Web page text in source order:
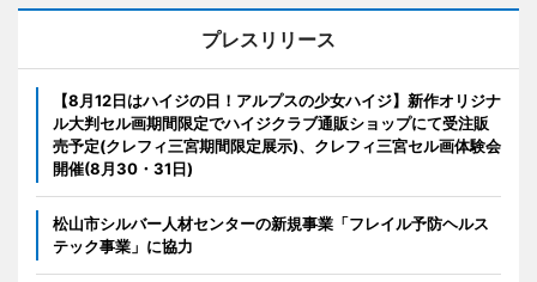
プレスリリース
【8月12日はハイジの日！アルプスの少女ハイジ】新作オリジナ
ル大判セル画期間限定でハイジクラブ通販ショップにて受注販
売予定(クレフィ三宮期間限定展示)、クレフィ三宮セル画体験会
開催(8月30・31日)
松山市シルバー人材センターの新規事業「フレイル予防ヘルス
テック事業」に協力